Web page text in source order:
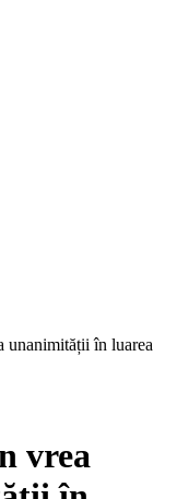
unanimității în luarea
vrea